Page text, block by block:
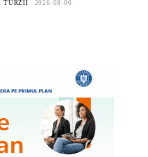
TURZII 2026-08-06